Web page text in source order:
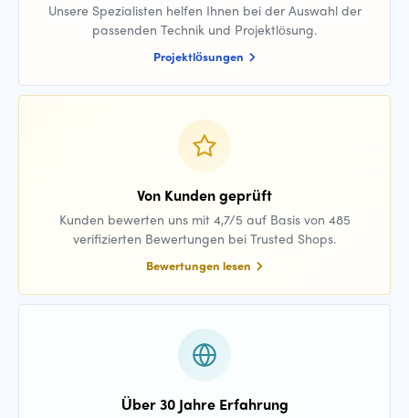
Unsere Spezialisten helfen Ihnen bei der Auswahl der
passenden Technik und Projektlösung.
Projektlösungen
Von Kunden geprüft
Kunden bewerten uns mit 4,7/5 auf Basis von 485
verifizierten Bewertungen bei Trusted Shops.
Bewertungen lesen
Über 30 Jahre Erfahrung